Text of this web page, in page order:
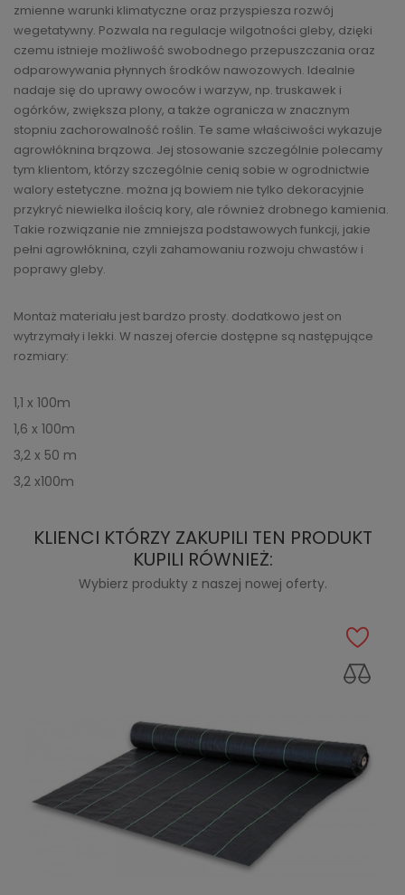
zmienne warunki klimatyczne oraz przyspiesza rozwój
wegetatywny. Pozwala na regulacje wilgotności gleby, dzięki
czemu istnieje możliwość swobodnego przepuszczania oraz
odparowywania płynnych środków nawozowych. Idealnie
nadaje się do uprawy owoców i warzyw, np. truskawek i
ogórków, zwiększa plony, a także ogranicza w znacznym
stopniu zachorowalność roślin. Te same właściwości wykazuje
agrowłóknina brązowa. Jej stosowanie szczególnie polecamy
tym klientom, którzy szczególnie cenią sobie w ogrodnictwie
walory estetyczne. można ją bowiem nie tylko dekoracyjnie
przykryć niewielka ilością kory, ale również drobnego kamienia.
Takie rozwiązanie nie zmniejsza podstawowych funkcji, jakie
pełni agrowłóknina, czyli zahamowaniu rozwoju chwastów i
poprawy gleby.
Montaż materiału jest bardzo prosty. dodatkowo jest on
wytrzymały i lekki. W naszej ofercie dostępne są następujące
rozmiary:
1,1 x 100m
1,6 x 100m
3,2 x 50 m
3,2 x100m
KLIENCI KTÓRZY ZAKUPILI TEN PRODUKT
KUPILI RÓWNIEŻ:
Wybierz produkty z naszej nowej oferty.